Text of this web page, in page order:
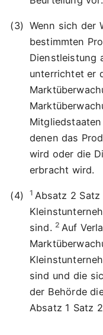
Wenn sich der
bestimmten
Dienstleistung
unterrichtet er
denen das
wird oder die
erbracht wird.
1 Absatz 2
sind.2 Auf
sind und die
der Behörde
Absatz 1 Satz